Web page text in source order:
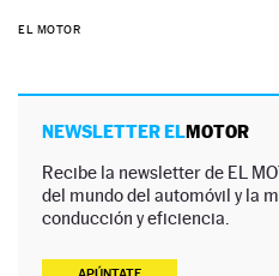
EL MOTOR
NEWSLETTER ELMOTOR
Recibe la newsletter de EL
del mundo del automóvil y la
conducción y eficiencia.